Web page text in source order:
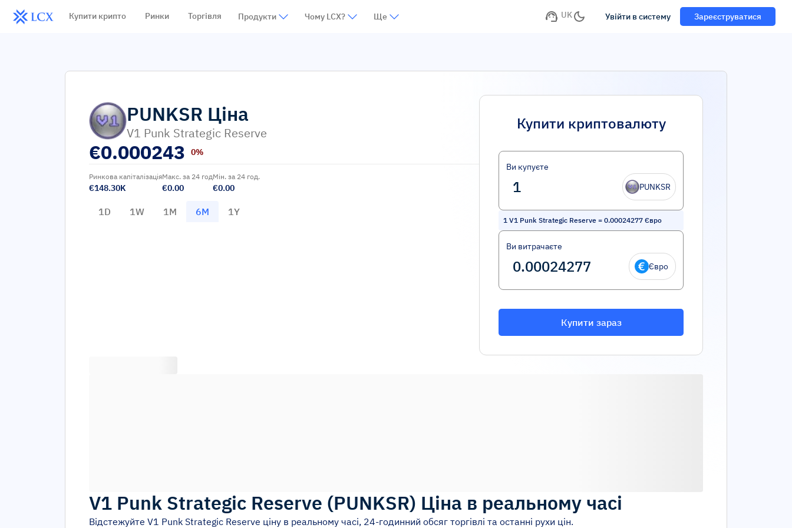
Купити крипто Ринки Торгівля Продукти Чому LCX? Ще UK Увійти в систему Зареєструватися
PUNKSR Ціна
V1 Punk Strategic Reserve
€0.000243 0%
Ринкова капіталізація
€148.30K
Макс. за 24 год
€0.00
Мін. за 24 год.
€0.00
1D 1W 1M 6M 1Y
Купити криптовалюту
Ви купуєте
PUNKSR
1 V1 Punk Strategic Reserve = 0.00024277 Євро
Ви витрачаєте
Євро
Купити зараз
V1 Punk Strategic Reserve (PUNKSR) Ціна в реальному часі
Відстежуйте V1 Punk Strategic Reserve ціну в реальному часі, 24-годинний обсяг торгівлі та останні рухи цін.